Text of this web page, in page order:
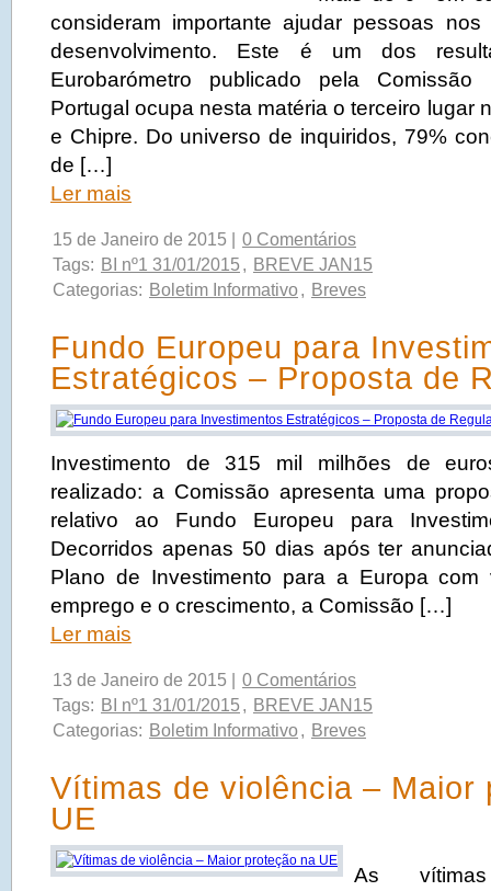
consideram importante ajudar pessoas
desenvolvimento. Este é um dos
Eurobarómetro publicado pela
Portugal ocupa nesta matéria o terceiro lugar
e Chipre. Do universo de inquiridos, 79%
de […]
Ler mais
15 de Janeiro de 2015 |
0 Comentários
Tags: BI nº1 31/01/2015 , BREVE JAN15
Categorias: Boletim Informativo, Breves
Fundo Europeu para
Estratégicos – Proposta de
Investimento de 315 mil milhões de
realizado: a Comissão apresenta uma
relativo ao Fundo Europeu para
Decorridos apenas 50 dias após ter
Plano de Investimento para a Europa
emprego e o crescimento, a Comissão […]
Ler mais
13 de Janeiro de 2015 |
0 Comentários
Tags: BI nº1 31/01/2015 , BREVE JAN15
Categorias: Boletim Informativo, Breves
Vítimas de violência – Maior
UE
As